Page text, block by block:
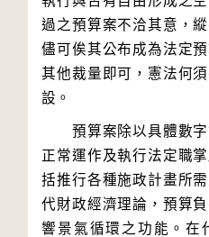
過之預算案不洽其意，
儘可俟其公布成為法定
其他裁量即可，憲法何
預算案除以具體數字
正常運作及執行法定職
括推行各種施政計畫所
代財政經濟理論，預算
響景氣循環之功能。在